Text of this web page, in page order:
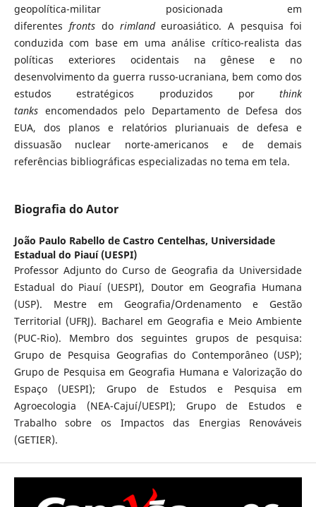
geopolítica-militar posicionada em
diferentes frontsdo rimlandeuroasiático. A pesquisa foi
conduzida com base em uma análise crítico-realista das
políticas exteriores ocidentais na gênese e no
desenvolvimento da guerra russo-ucraniana, bem como dos
estudos estratégicos produzidos porthink
tanksencomendados pelo Departamento de Defesa dos
EUA, dos planos e relatórios plurianuais de defesa e
dissuasão nuclear norte-americanos e de demais
referências bibliográficas especializadas no tema em tela.
Biografia do Autor
João Paulo Rabello de Castro Centelhas, Universidade
Estadual do Piauí (UESPI)
Professor Adjunto do Curso de Geografia da Universidade
Estadual do Piauí (UESPI), Doutor em Geografia Humana
(USP). Mestre em Geografia/Ordenamento e Gestão
Territorial (UFRJ). Bacharel em Geografia e Meio Ambiente
(PUC-Rio). Membro dos seguintes grupos de pesquisa:
Grupo de Pesquisa Geografias do Contemporâneo (USP);
Grupo de Pesquisa em Geografia Humana e Valorização do
Espaço (UESPI); Grupo de Estudos e Pesquisa em
Agroecologia (NEA-Cajuí/UESPI); Grupo de Estudos e
Trabalho sobre os Impactos das Energias Renováveis
(GETIER).